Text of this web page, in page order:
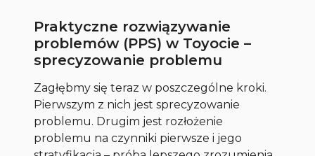
Praktyczne rozwiązywanie
problemów (PPS) w Toyocie –
sprecyzowanie problemu
Zagłębmy się teraz w poszczególne kroki.
Pierwszym z nich jest sprecyzowanie
problemu. Drugim jest rozłożenie
problemu na czynniki pierwsze i jego